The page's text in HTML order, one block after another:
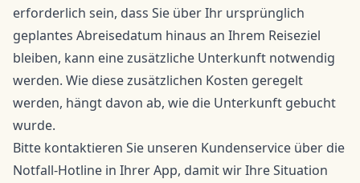
erforderlich sein, dass Sie über Ihr ursprünglich
geplantes Abreisedatum hinaus an Ihrem Reiseziel
bleiben, kann eine zusätzliche Unterkunft notwendig
werden. Wie diese zusätzlichen Kosten geregelt
werden, hängt davon ab, wie die Unterkunft gebucht
wurde.
Bitte kontaktieren Sie unseren Kundenservice über die
Notfall-Hotline in Ihrer App, damit wir Ihre Situation